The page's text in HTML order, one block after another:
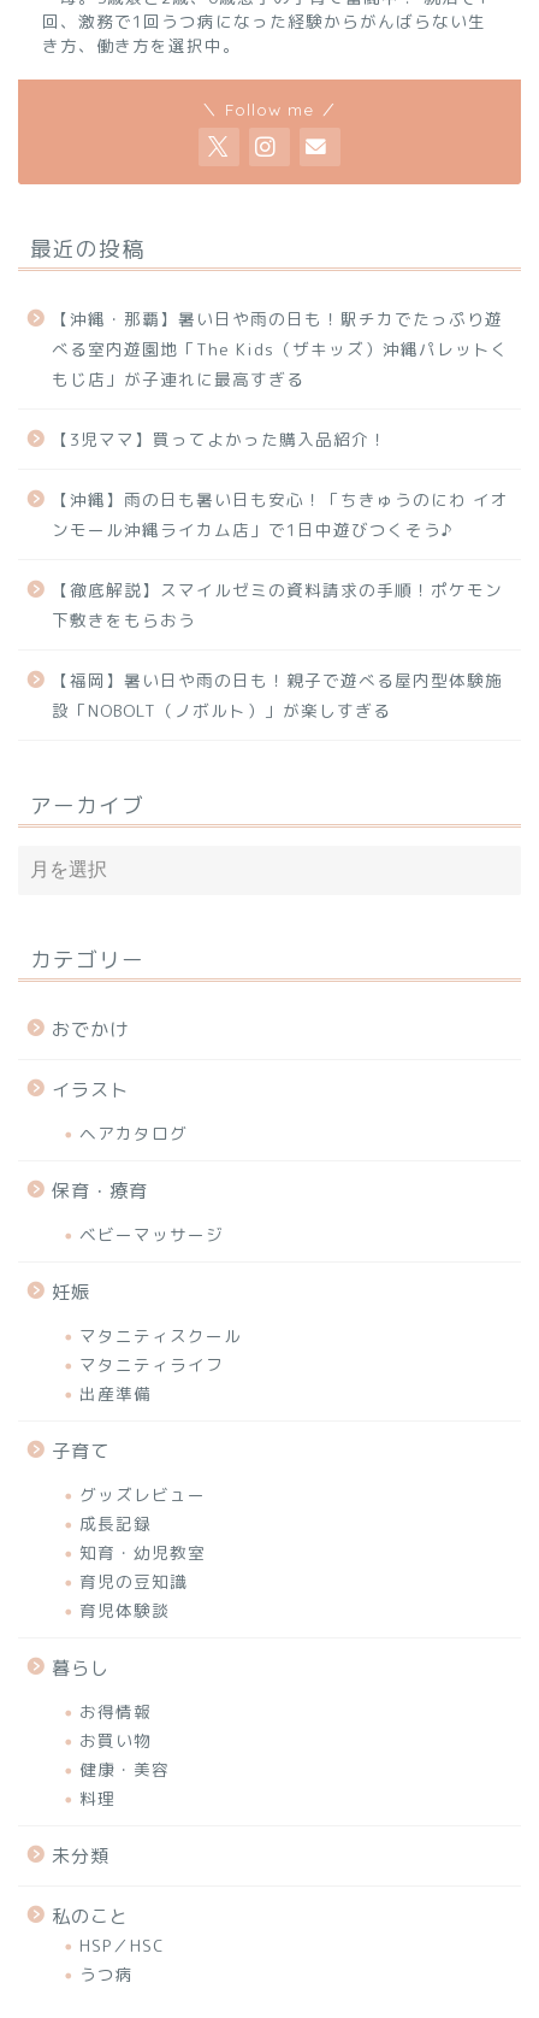
回、激務で1回うつ病になった経験からがんばらない生
き方、働き方を選択中。
＼ Follow me ／
最近の投稿
【沖縄・那覇】暑い日や雨の日も！駅チカでたっぷり遊
べる室内遊園地「The Kids（ザキッズ）沖縄パレットく
もじ店」が子連れに最高すぎる
【3児ママ】買ってよかった購入品紹介！
【沖縄】雨の日も暑い日も安心！「ちきゅうのにわ イオ
ンモール沖縄ライカム店」で1日中遊びつくそう♪
【徹底解説】スマイルゼミの資料請求の手順！ポケモン
下敷きをもらおう
【福岡】暑い日や雨の日も！親子で遊べる屋内型体験施
設「NOBOLT（ノボルト）」が楽しすぎる
アーカイブ
カテゴリー
おでかけ
イラスト
ヘアカタログ
保育・療育
ベビーマッサージ
妊娠
マタニティスクール
マタニティライフ
出産準備
子育て
グッズレビュー
成長記録
知育・幼児教室
育児の豆知識
育児体験談
暮らし
お得情報
お買い物
健康・美容
料理
未分類
私のこと
HSP／HSC
うつ病